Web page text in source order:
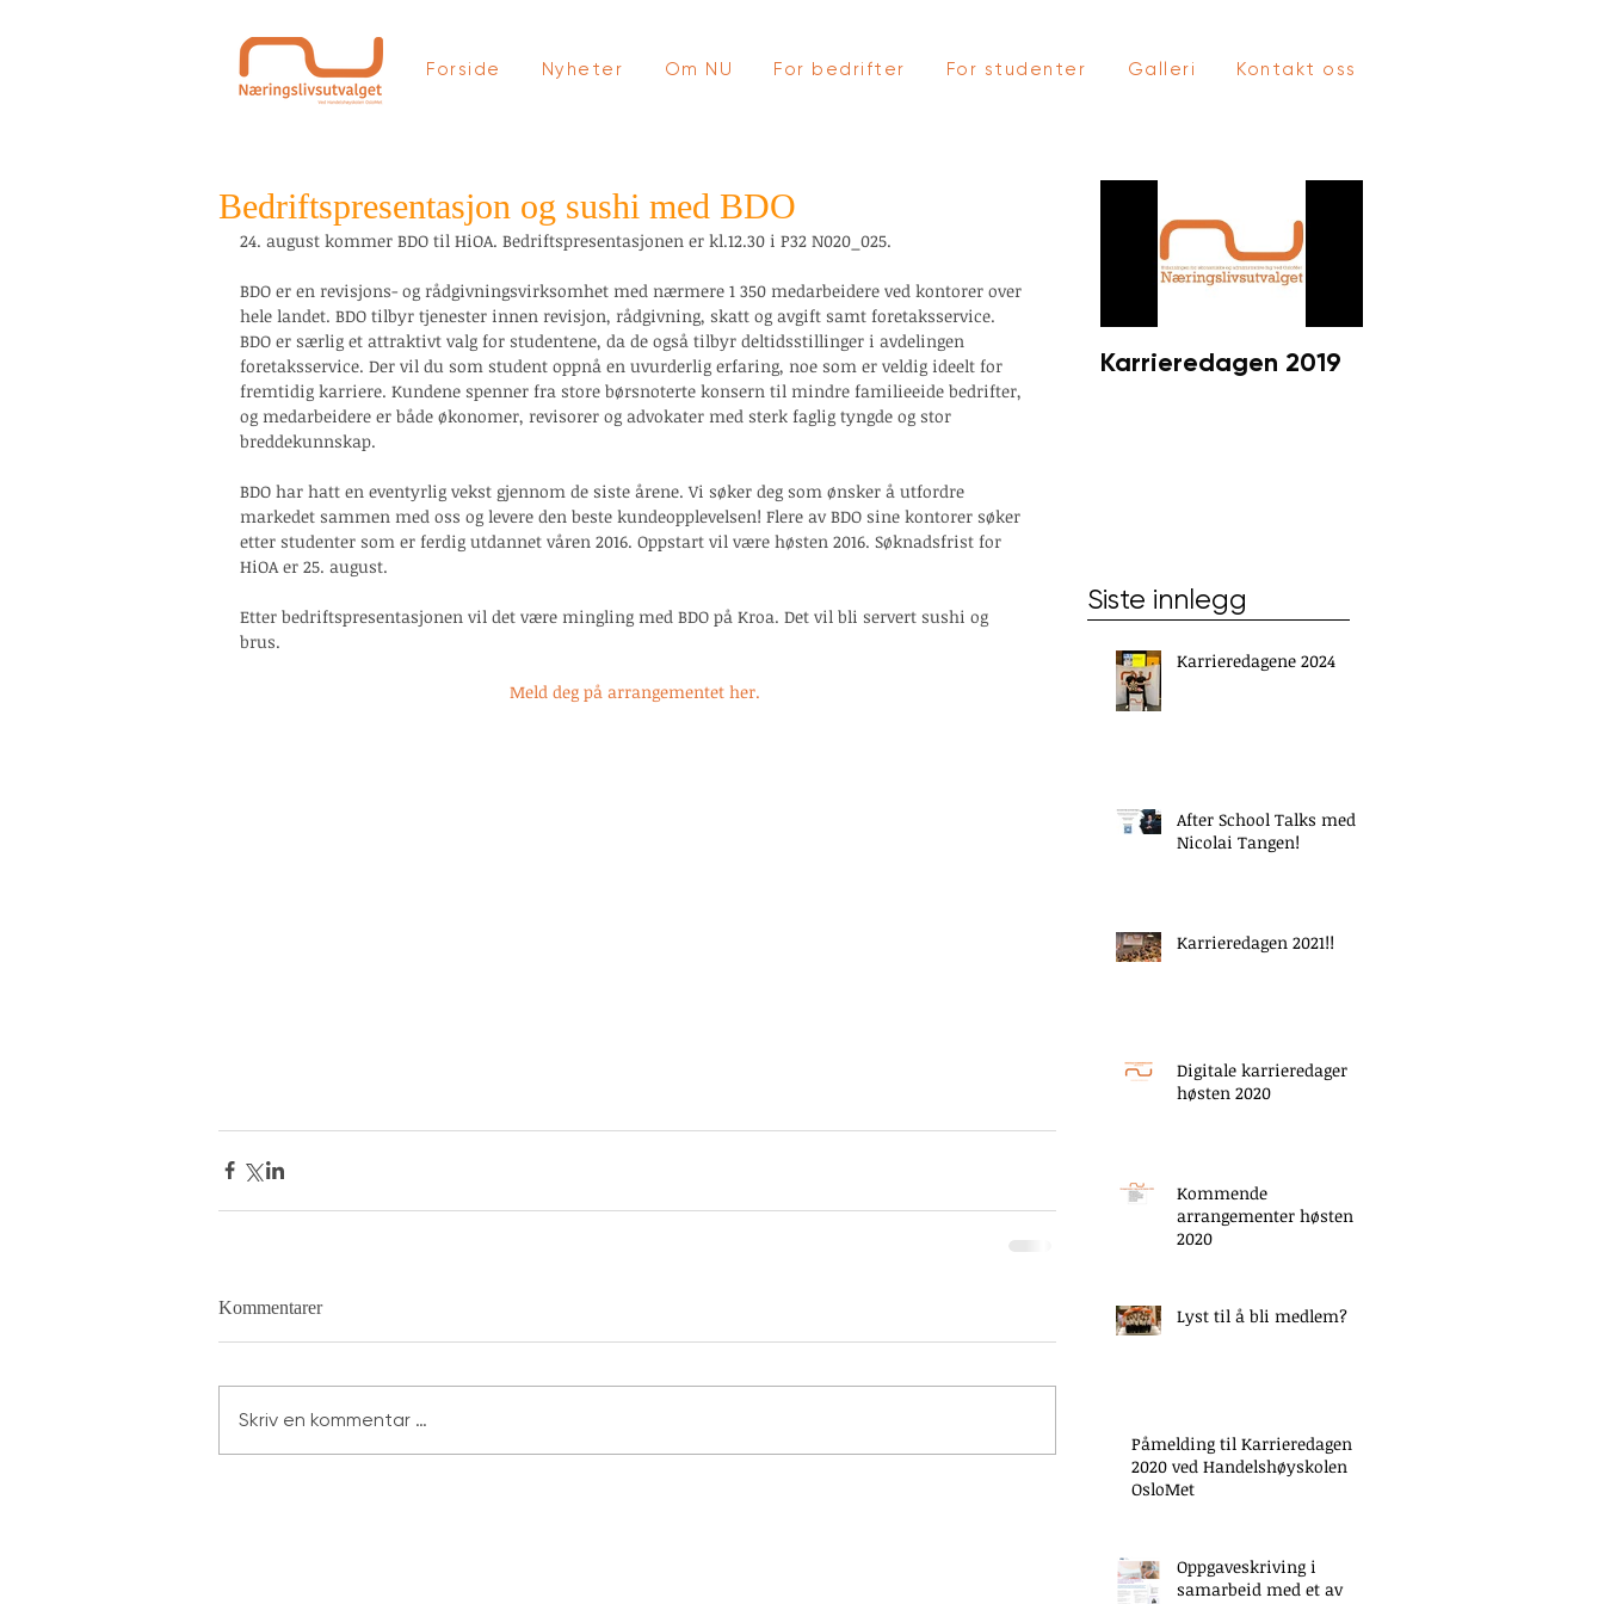
Forside Nyheter Om NU For bedrifter For studenter Galleri Kontakt oss
Bedriftspresentasjon og sushi med BDO
24. august kommer BDO til HiOA. Bedriftspresentasjonen er kl.12.30 i P32 N020_025.
BDO er en revisjons- og rådgivningsvirksomhet med nærmere 1 350 medarbeidere ved kontorer over
hele landet. BDO tilbyr tjenester innen revisjon, rådgivning, skatt og avgift samt foretaksservice.
BDO er særlig et attraktivt valg for studentene, da de også tilbyr deltidsstillinger i avdelingen
foretaksservice. Der vil du som student oppnå en uvurderlig erfaring, noe som er veldig ideelt for
fremtidig karriere. Kundene spenner fra store børsnoterte konsern til mindre familieeide bedrifter,
og medarbeidere er både økonomer, revisorer og advokater med sterk faglig tyngde og stor
breddekunnskap.
BDO har hatt en eventyrlig vekst gjennom de siste årene. Vi søker deg som ønsker å utfordre
markedet sammen med oss og levere den beste kundeopplevelsen! Flere av BDO sine kontorer søker
etter studenter som er ferdig utdannet våren 2016. Oppstart vil være høsten 2016. Søknadsfrist for
HiOA er 25. august.
Etter bedriftspresentasjonen vil det være mingling med BDO på Kroa. Det vil bli servert sushi og
brus.
Meld deg på arrangementet her.
Kommentarer
Skriv en kommentar …
Karrieredagen 2019
Siste innlegg
Karrieredagene 2024
After School Talks med
Nicolai Tangen!
Karrieredagen 2021!!
Digitale karrieredager
høsten 2020
Kommende
arrangementer høsten
2020
Lyst til å bli medlem?
Påmelding til Karrieredagen
2020 ved Handelshøyskolen
OsloMet
Oppgaveskriving i
samarbeid med et av